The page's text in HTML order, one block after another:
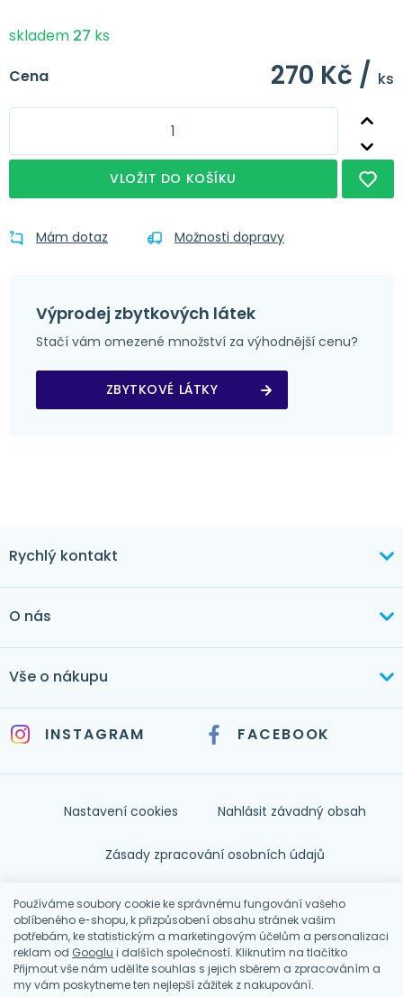
skladem 27 ks
Cena
270 Kč / ks
VLOŽIT DO KOŠÍKU
Mám dotaz Možnosti dopravy
Výprodej zbytkových látek
Stačí vám omezené množství za výhodnější cenu?
ZBYTKOVÉ LÁTKY
Rychlý kontakt
+420 771 144 779
info@byt-tex.cz
O nás
Služby
Vše o nákupu
INSTAGRAM FACEBOOK
Nastavení cookies Nahlásit závadný obsah
Zásady zpracování osobních údajů
Souhlas se zpracováním osobních údajů
Obchodní podmínky
Používáme soubory cookie ke správnému fungování vašeho
oblíbeného e-shopu, k přizpůsobení obsahu stránek vašim
potřebám, ke statistickým a marketingovým účelům a personalizaci
reklam od Googlu i dalších společností. Kliknutím na tlačítko
Přijmout vše nám udělíte souhlas s jejich sběrem a zpracováním a
my vám poskytneme ten nejlepší zážitek z nakupování.